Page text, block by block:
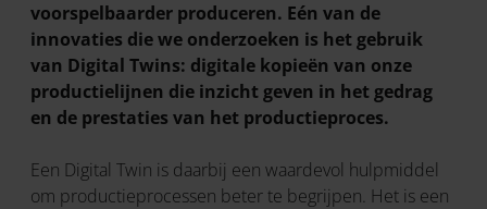
voorspelbaarder produceren. Eén van de
innovaties die we onderzoeken is het gebruik
van Digital Twins: digitale kopieën van onze
productielijnen die inzicht geven in het gedrag
en de prestaties van het productieproces.
Een Digital Twin is daarbij een waardevol hulpmiddel
om productieprocessen beter te begrijpen. Het is een